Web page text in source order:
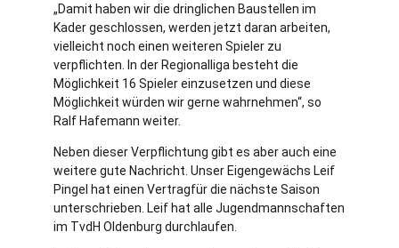
„Damit haben wir die dringlichen Baustellen im
Kader geschlossen, werden jetzt daran arbeiten,
vielleicht noch einen weiteren Spieler zu
verpflichten. In der Regionalliga besteht die
Möglichkeit 16 Spieler einzusetzen und diese
Möglichkeit würden wir gerne wahrnehmen“, so
Ralf Hafemann weiter.
Neben dieser Verpflichtung gibt es aber auch eine
weitere gute Nachricht. Unser Eigengewächs Leif
Pingel hat einen Vertragfür die nächste Saison
unterschrieben. Leif hat alle Jugendmannschaften
im TvdH Oldenburg durchlaufen.